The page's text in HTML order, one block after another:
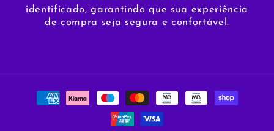
identificado, garantindo que sua experiência
de compra seja segura e confortável.
Métodos